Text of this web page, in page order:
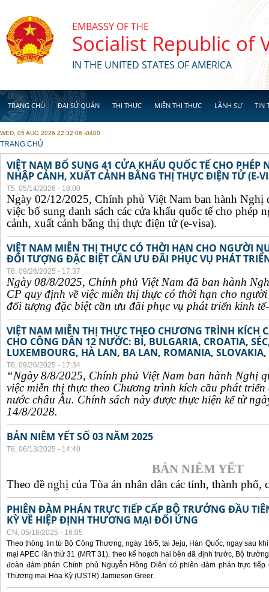
EMBASSY OF THE
Socialist Republic of
IN THE UNITED STATES OF AMERICA
TRANG CHỦ ĐẠI SỨ QUÁN THỊ THỰC MIỄN THỊ THỰC LÃNH SỰ TIN
WED, 05 AUG 2026 22:32:06 -0400
YOU ARE HERE
TRANG CHỦ
VIỆT NAM BỔ SUNG 41 CỬA KHẨU QUỐC TẾ CHO
NHẬP CẢNH, XUẤT CẢNH BẰNG THỊ THỰC ĐIỆN TỬ (E-
T5, 05/14/2026 - 18:00
Ngày 02/12/2025, Chính phủ Việt Nam ban hành Nghị
việc bổ sung danh sách các cửa khẩu quốc tế cho phép
cảnh, xuất cảnh bằng thị thực điện tử (e-visa).
VIỆT NAM MIỄN THỊ THỰC CÓ THỜI HẠN CHO NGƯỜI
ĐỐI TƯỢNG ĐẶC BIỆT CẦN ƯU ĐÃI PHỤC VỤ PHÁT
T6, 09/26/2025 - 17:37
Ngày 08/8/2025, Chính phủ Việt Nam đã ban hành
CP quy định về việc miễn thị thực có thời hạn cho
đối tượng đặc biệt cần ưu đãi phục vụ phát triển kinh
VIỆT NAM MIỄN THỊ THỰC THEO CHƯƠNG TRÌNH KÍCH
CHO CÔNG DÂN 12 NƯỚC: BỈ, BULGARIA, CROATIA,
LUXEMBOURG, HÀ LAN, BA LAN, ROMANIA, SLOVAKIA,
T6, 09/26/2025 - 17:34
“Ngày 8/8/2025, Chính phủ Việt Nam ban hành Nghị
việc miễn thị thực theo Chương trình kích cầu phát
nước châu Âu. Chính sách này được thực hiện kể từ
14/8/2028.
BẢN NIÊM YẾT SỐ 03 NĂM 2025
T6, 06/13/2025 - 14:40
BẢN NIÊM YẾT
Theo đề nghị của Tòa án nhân dân các tỉnh, thành phố,
PHIÊN ĐÀM PHÁN TRỰC TIẾP CẤP BỘ TRƯỞNG ĐẦU
KỲ VỀ HIỆP ĐỊNH THƯƠNG MẠI ĐỐI ỨNG
CN, 05/18/2025 - 16:05
Theo thông tin từ Bộ Công Thương, ngày 16/5, tại Jeju, Hàn Quốc, ngay sau
mại APEC lần thứ 31 (MRT 31), theo kế hoạch hai bên đã định trước, Bộ
đoàn đàm phán Chính phủ Nguyễn Hồng Diên có phiên đàm phán trực
Thương mại Hoa Kỳ (USTR) Jamieson Greer.